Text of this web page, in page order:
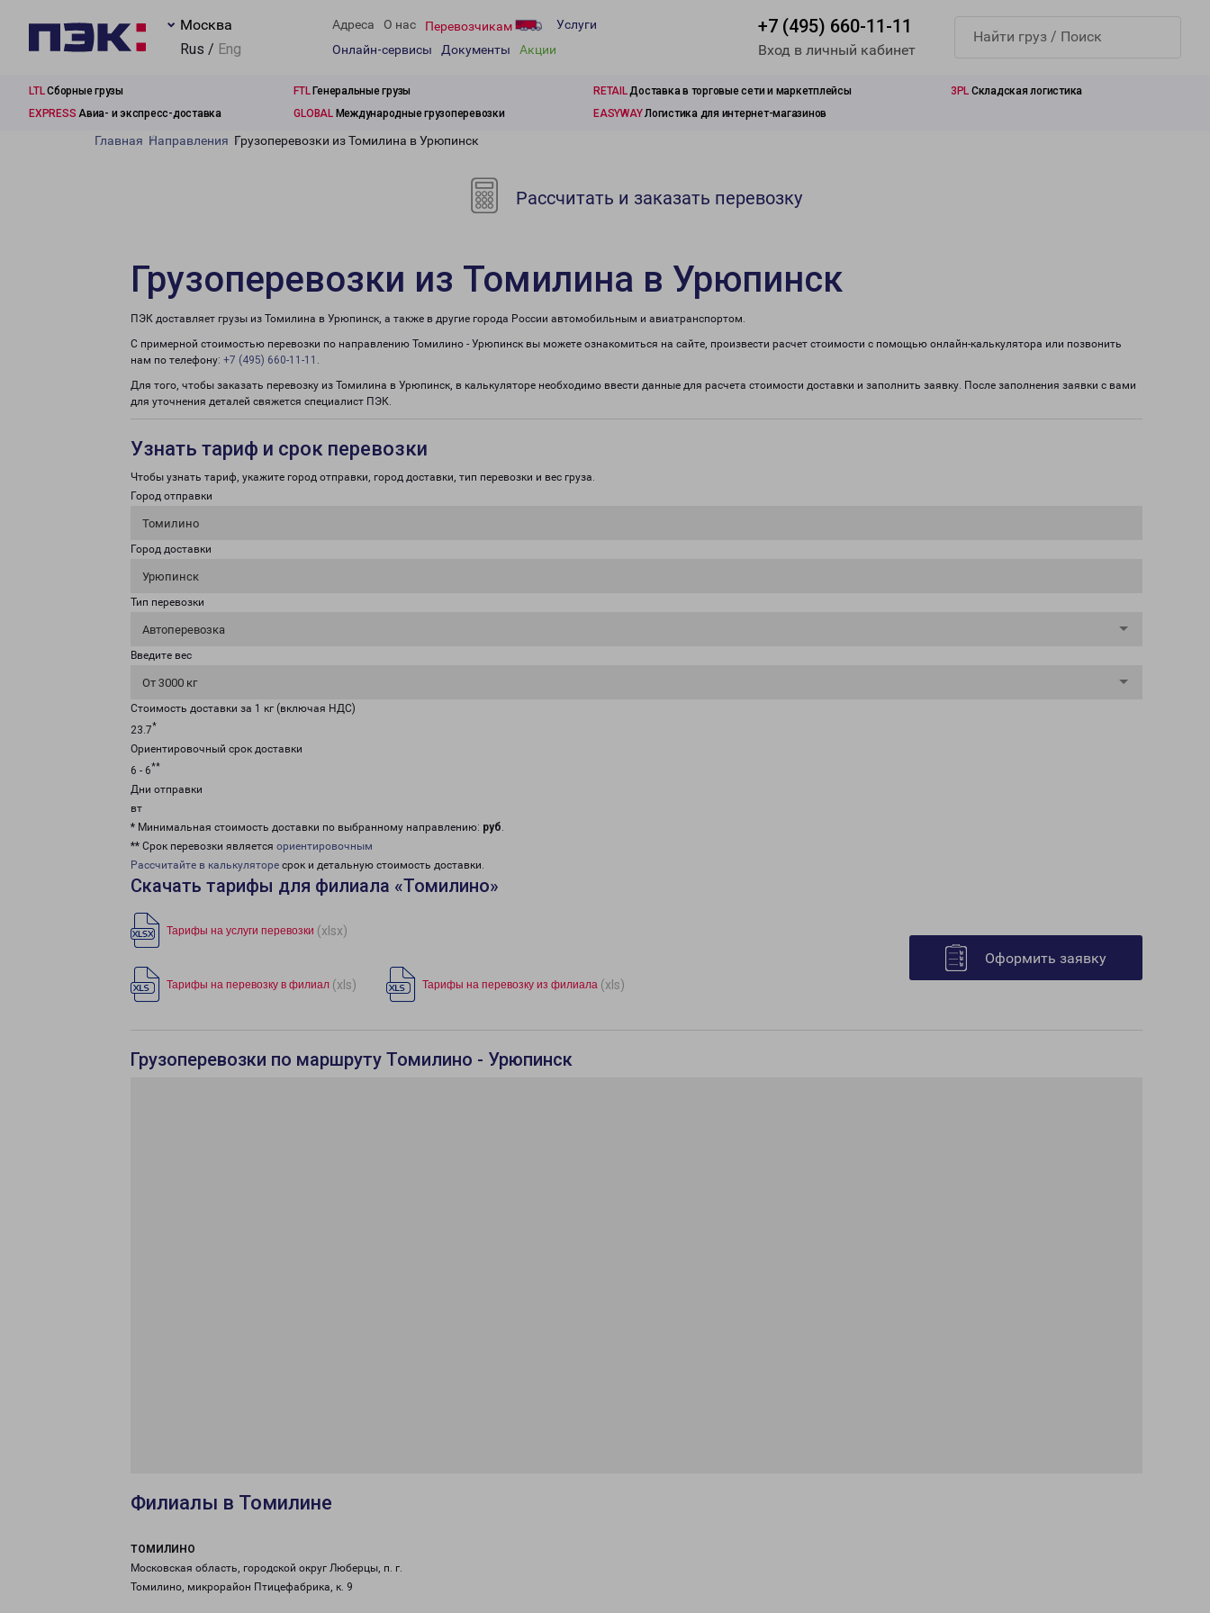
Москва
Rus / Eng
Адреса О нас Перевозчикам
Услуги
Онлайн-сервисы
Документы Акции
+7 (495) 660-11-11
Вход в личный кабинет
LTLСборные грузы FTLГенеральные грузы RETAILДоставка в торговые сети и маркетплейсы 3PL Складская логистика
EXPRESS Авиа- и экспресс-доставка GLOBALМеждународные грузоперевозки EASYWAYЛогистика для интернет-магазинов
Главная Направления Грузоперевозки из Томилина в Урюпинск
Рассчитать и заказать перевозку
Грузоперевозки из Томилина в Урюпинск
ПЭК доставляет грузы из Томилина в Урюпинск, а также в другие города России автомобильным и авиатранспортом.
С примерной стоимостью перевозки по направлению Томилино - Урюпинск вы можете ознакомиться на сайте, произвести расчет стоимости с помощью онлайн-калькулятора или позвонить
нам по телефону: +7 (495) 660-11-11 .
Для того, чтобы заказать перевозку из Томилина в Урюпинск, в калькуляторе необходимо ввести данные для расчета стоимости доставки и заполнить заявку. После заполнения заявки с вами
для уточнения деталей свяжется специалист ПЭК.
Узнать тариф и срок перевозки
Чтобы узнать тариф, укажите город отправки, город доставки, тип перевозки и вес груза.
Город отправки
Томилино
Город доставки
Урюпинск
Тип перевозки
Автоперевозка
Введите вес
От 3000 кг
Стоимость доставки за 1 кг (включая НДС)
23.7*
Ориентировочный срок доставки
6 - 6**
Дни отправки
вт
* Минимальная стоимость доставки по выбранному направлению: руб.
** Срок перевозки является ориентировочным
Рассчитайте в калькуляторе срок и детальную стоимость доставки.
Скачать тарифы для филиала «Томилино»
Тарифы на услуги перевозки (xlsx)
Тарифы на перевозку в филиал (xls) Тарифы на перевозку из филиала (xls)
Оформить заявку
Грузоперевозки по маршруту Томилино - Урюпинск
Филиалы в Томилине
ТОМИЛИНО
Московская область, городской округ Люберцы, п. г.
Томилино, микрорайон Птицефабрика, к. 9